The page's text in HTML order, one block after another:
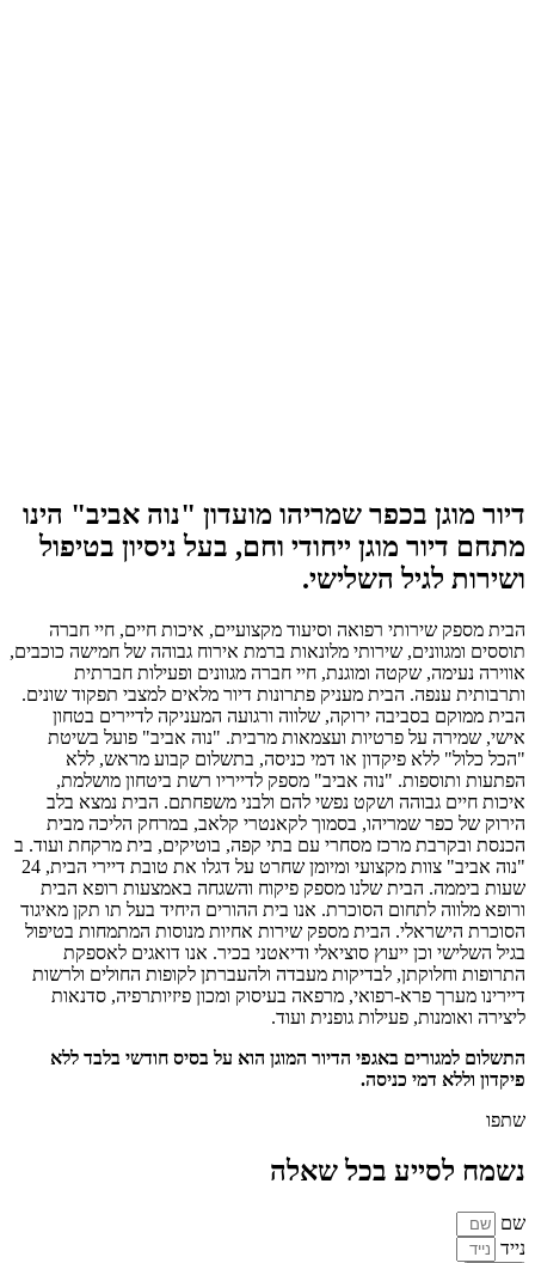
דיור מוגן בכפר שמריהו מועדון "נוה אביב" הינו
מתחם דיור מוגן ייחודי וחם, בעל ניסיון בטיפול
ושירות לגיל השלישי.
הבית מספק שירותי רפואה וסיעוד מקצועיים, איכות חיים, חיי חברה
תוססים ומגוונים, שירותי מלונאות ברמת אירוח גבוהה של חמישה כוכבים,
אווירה נעימה, שקטה ומוגנת, חיי חברה מגוונים ופעילות חברתית
ותרבותית ענפה. הבית מעניק פתרונות דיור מלאים למצבי תפקוד שונים.
הבית ממוקם בסביבה ירוקה, שלווה ורגועה המעניקה לדיירים בטחון
אישי, שמירה על פרטיות ועצמאות מרבית. "נוה אביב" פועל בשיטת
"הכל כלול" ללא פיקדון או דמי כניסה, בתשלום קבוע מראש, ללא
הפתעות ותוספות. "נוה אביב" מספק לדייריו רשת ביטחון מושלמת,
איכות חיים גבוהה ושקט נפשי להם ולבני משפחתם. הבית נמצא בלב
הירוק של כפר שמריהו, בסמוך לקאנטרי קלאב, במרחק הליכה מבית
הכנסת ובקרבת מרכז מסחרי עם בתי קפה, בוטיקים, בית מרקחת ועוד. ב
"נוה אביב" צוות מקצועי ומיומן שחרט על דגלו את טובת דיירי הבית, 24
שעות ביממה. הבית שלנו מספק פיקוח והשגחה באמצעות רופא הבית
ורופא מלווה לתחום הסוכרת. אנו בית ההורים היחיד בעל תו תקן מאיגוד
הסוכרת הישראלי. הבית מספק שירות אחיות מנוסות המתמחות בטיפול
בגיל השלישי וכן ייעוץ סוציאלי ודיאטני בכיר. אנו דואגים לאספקת
התרופות וחלוקתן, לבדיקות מעבדה ולהעברתן לקופות החולים ולרשות
דיירינו מערך פרא-רפואי, מרפאה בעיסוק ומכון פיזיותרפיה, סדנאות
ליצירה ואומנות, פעילות גופנית ועוד.
התשלום למגורים באגפי הדיור המוגן הוא על בסיס חודשי בלבד ללא
פיקדון וללא דמי כניסה.
שתפו
נשמח לסייע בכל שאלה
שם
נייד